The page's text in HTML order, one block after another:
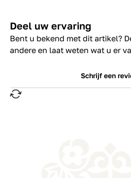
Deel uw ervaring
Bent u bekend met dit artikel?
andere en laat weten wat u er
Schrijf een